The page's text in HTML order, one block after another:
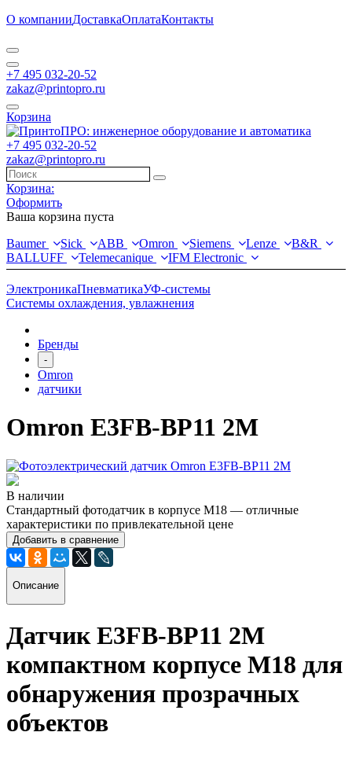
О компанииДоставкаОплатаКонтакты
+7 495 032-20-52
zakaz@printopro.ru
Корзина
+7 495 032-20-52
zakaz@printopro.ru
Корзина:
Оформить
Ваша корзина пуста
Baumer
Sick ABB Omron Siemens Lenze
B&R
BALLUFF
Telemecanique IFM Electronic
ЭлектроникаПневматикаУФ-системы
Системы охлаждения, увлажнения
Бренды
-
Omron
датчики
Omron E3FB-BP11 2M
В наличии
Стандартный фотодатчик в корпусе M18 — отличные
характеристики по привлекательной цене
Добавить в сравнение
Описание
Датчик E3FB-BP11 2M
компактном корпусе M18 для
обнаружения прозрачных
объектов